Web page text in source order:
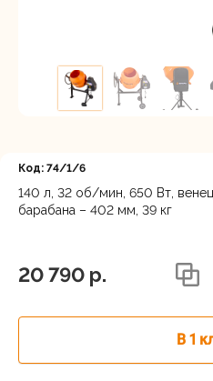
Код: 74/1/6
140 л, 32 об/мин, 650 Вт,
барабана – 402 мм, 39 кг
20 790 p.
В 1